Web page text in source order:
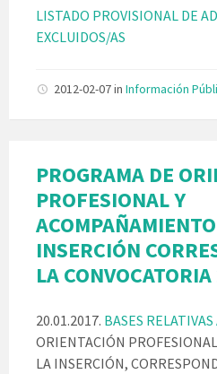
LISTADO PROVISIONAL DE
EXCLUIDOS/AS
2012-02-07in Información
PROGRAMA DE
PROFESIONAL Y
INSERCIÓN
LA
20.01.2017. BASES
ORIENTACIÓN
LA INSERCIÓN,